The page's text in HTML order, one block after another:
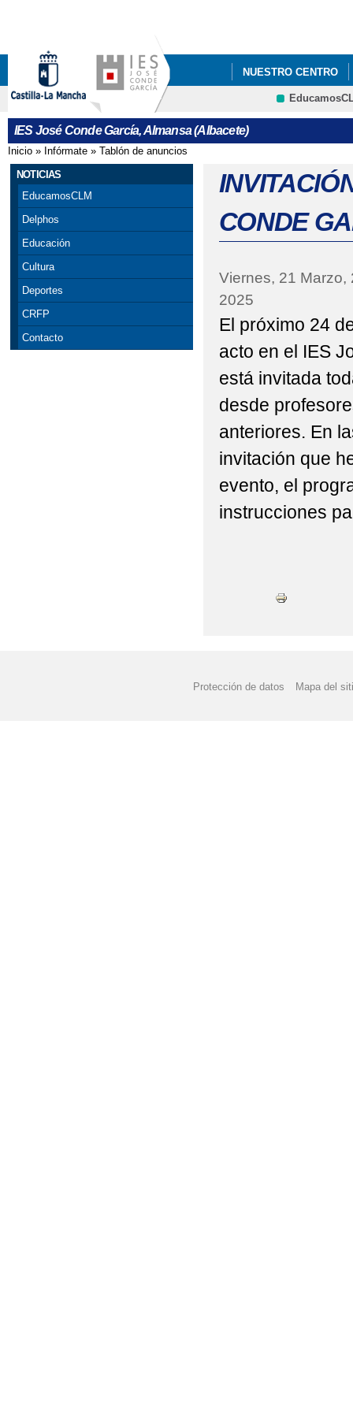
NUESTRO CENTRO
IES José Conde García, Almansa (Albacete)
Se encuentra usted aquí
Inicio » Infórmate » Tablón de anuncios
NOTICIAS
EducamosCLM
Delphos
Educación
Cultura
Deportes
CRFP
Contacto
CONDE
Viernes, 21 Marzo,
2025
El próximo 24
acto en el IES
está invitada
desde
anteriores. En
invitación que
evento, el
instrucciones
Protección de datos Mapa del